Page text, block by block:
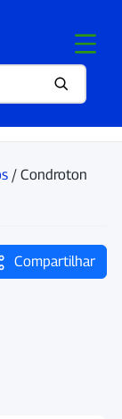
/ Condroton
Compartilhar